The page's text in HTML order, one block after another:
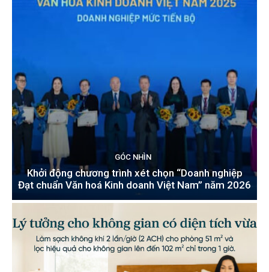
GÓC NHÌN
Khởi động chương trình xét chọn “Doanh nghiệp
Đạt chuẩn Văn hoá Kinh doanh Việt Nam” năm 2026